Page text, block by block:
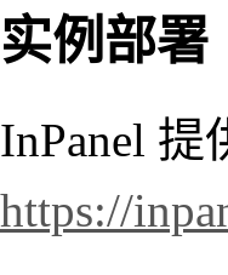
实例部署
InPanel
https://